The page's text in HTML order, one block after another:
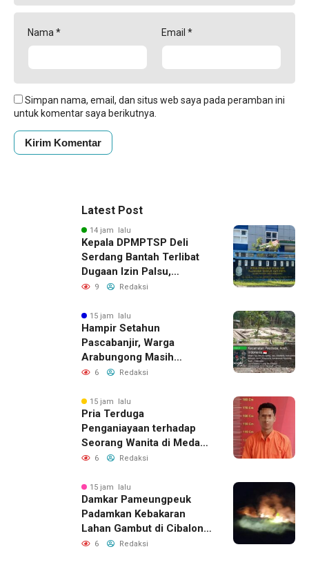
Nama * Email *
Simpan nama, email, dan situs web saya pada peramban ini
untuk komentar saya berikutnya.
Latest Post
14 jam lalu
Kepala DPMPTSP Deli
Serdang Bantah Terlibat
Dugaan Izin Palsu,
Tegaskan Proses
Jalur Resmi
9 Redaksi
15 jam lalu
Hampir Setahun
Pascabanjir, Warga
Arabungong Masih
Menunggu Bantuan
6 Redaksi
15 jam lalu
Pria Terduga
Penganiayaan terhadap
Seorang Wanita di Medan
Ditangkap Polisi
6 Redaksi
15 jam lalu
Damkar Pameungpeuk
Padamkan Kebakaran
Lahan Gambut di Cibalong,
Permukiman Warga
6 Redaksi